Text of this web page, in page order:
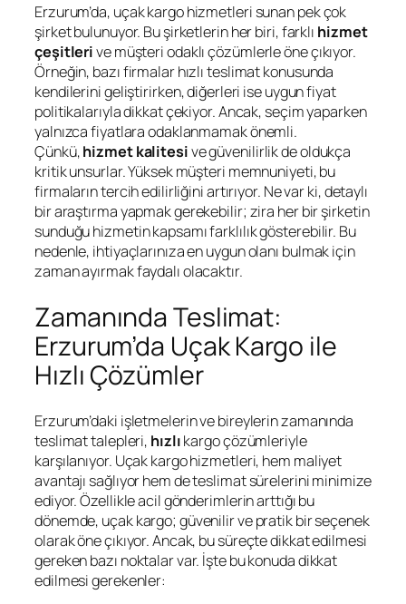
Erzurum’da, uçak kargo hizmetleri sunan pek çok
şirket bulunuyor. Bu şirketlerin her biri, farklı hizmet
çeşitlerive müşteri odaklı çözümlerle öne çıkıyor.
Örneğin, bazı firmalar hızlı teslimat konusunda
kendilerini geliştirirken, diğerleri ise uygun fiyat
politikalarıyla dikkat çekiyor. Ancak, seçim yaparken
yalnızca fiyatlara odaklanmamak önemli.
Çünkü,hizmet kalitesive güvenilirlik de oldukça
kritik unsurlar. Yüksek müşteri memnuniyeti, bu
firmaların tercih edilirliğini artırıyor. Ne var ki, detaylı
bir araştırma yapmak gerekebilir; zira her bir şirketin
sunduğu hizmetin kapsamı farklılık gösterebilir. Bu
nedenle, ihtiyaçlarınıza en uygun olanı bulmak için
zaman ayırmak faydalı olacaktır.
Zamanında Teslimat:
Erzurum’da Uçak Kargo ile
Hızlı Çözümler
Erzurum’daki işletmelerin ve bireylerin zamanında
teslimat talepleri, hızlıkargo çözümleriyle
karşılanıyor. Uçak kargo hizmetleri, hem maliyet
avantajı sağlıyor hem de teslimat sürelerini minimize
ediyor. Özellikle acil gönderimlerin arttığı bu
dönemde, uçak kargo; güvenilir ve pratik bir seçenek
olarak öne çıkıyor. Ancak, bu süreçte dikkat edilmesi
gereken bazı noktalar var. İşte bu konuda dikkat
edilmesi gerekenler: